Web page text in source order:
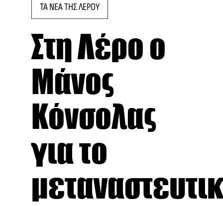
ΤΑ ΝΕΑ ΤΗΣ ΛΕΡΟΥ
Στη Λέρο ο
Μάνος
Κόνσολας
για το